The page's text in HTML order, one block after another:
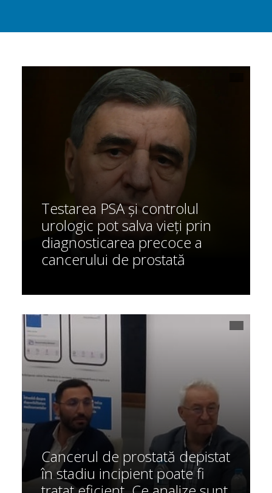
Testarea PSA și controlul
urologic pot salva vieți prin
diagnosticarea precoce a
cancerului de prostată
Cancerul de prostată depistat
în stadiu incipient poate fi